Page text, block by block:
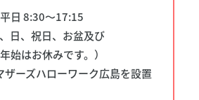
平日 8:30～17:15
、日、祝日、お盆及び
始はお休みです。）
ーズハローワーク広島を設置